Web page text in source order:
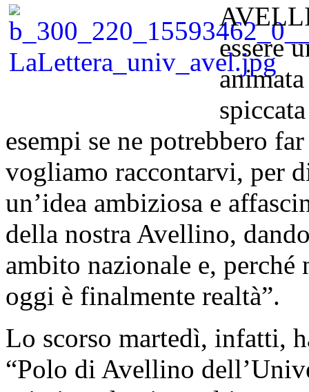
essere
esempi se ne potrebbero
vogliamo raccontarvi, per
un’idea ambiziosa e
della nostra Avellino,
ambito nazionale e, perché
oggi è finalmente realtà”.
Lo scorso martedì, infatti,
“Polo di Avellino